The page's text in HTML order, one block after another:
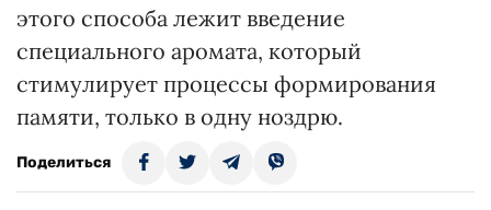
этого способа лежит введение
специального аромата, который
стимулирует процессы формирования
памяти, только в одну ноздрю.
Поделиться